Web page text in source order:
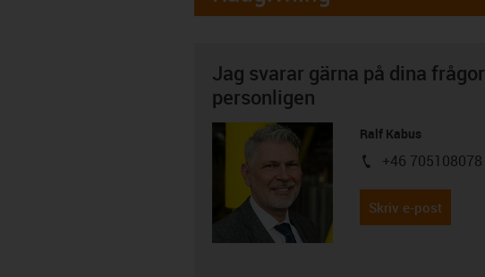
Jag svarar gärna på dina frågor
personligen
Ralf Kabus
igus-icon-phone
+46 705108078
Skriv e-post